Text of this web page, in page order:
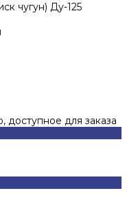
доступное для заказа